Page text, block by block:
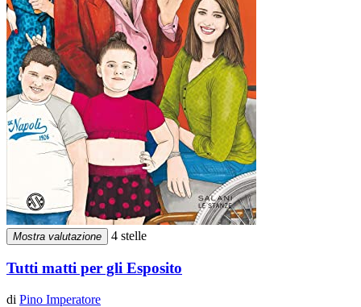
Mostra valutazione 4 stelle
Tutti matti per gli Esposito
di Pino Imperatore